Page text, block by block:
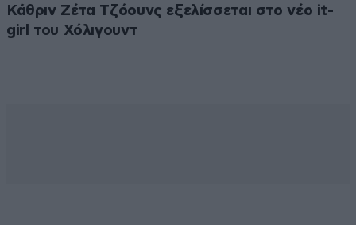
Κάθριν Ζέτα Τζόουνς εξελίσσεται στο νέο it-
girl του Χόλιγουντ